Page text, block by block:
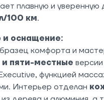
плавную и
100 км.
и оснащение:
комфорта и
пяти-местные
функцией
Интерьер отделан